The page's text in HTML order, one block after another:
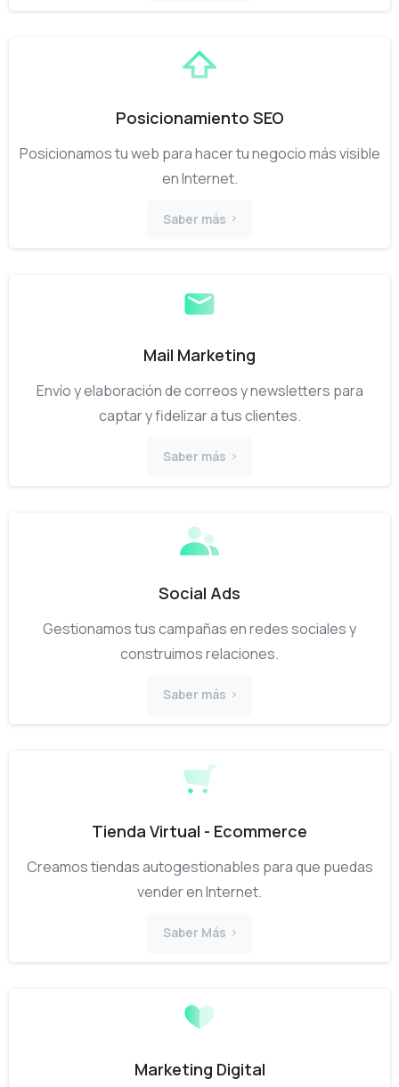
Posicionamiento SEO
Posicionamos tu web para hacer tu negocio más visible
en Internet.
Saber más
Mail Marketing
Envío y elaboración de correos y newsletters para
captar y fidelizar a tus clientes.
Saber más
Social Ads
Gestionamos tus campañas en redes sociales y
construimos relaciones.
Saber más
Tienda Virtual - Ecommerce
Creamos tiendas autogestionables para que puedas
vender en Internet.
Saber Más
Marketing Digital